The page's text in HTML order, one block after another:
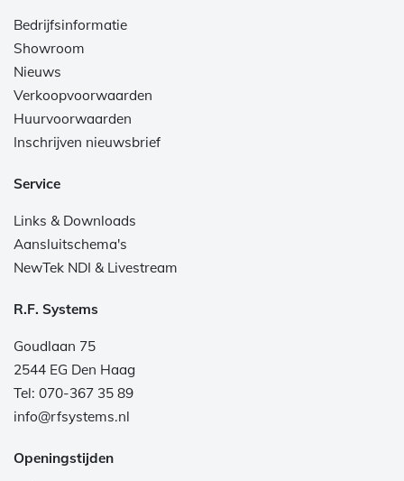
Bedrijfsinformatie
Showroom
Nieuws
Verkoopvoorwaarden
Huurvoorwaarden
Inschrijven nieuwsbrief
Service
Links & Downloads
Aansluitschema's
NewTek NDI & Livestream
R.F. Systems
Goudlaan 75
2544 EG Den Haag
Tel: 070-367 35 89
info@rfsystems.nl
Openingstijden